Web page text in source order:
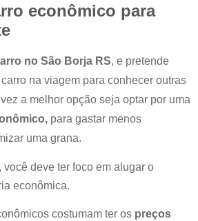
econômico para
no São Borja RS, e pretende
na viagem para conhecer outras
a melhor opção seja optar por uma
para gastar menos
uma grana.
deve ter foco em alugar o
econômica.
costumam ter os preços